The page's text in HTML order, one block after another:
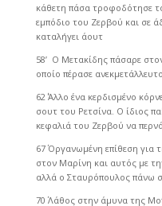
κάθετη πάσα τροφοδότησε
εμπόδιο του Ζερβού και σε
καταλήγει άουτ
58’ Ο Μετακίδης πάσαρε
οποίο πέρασε ανεκμετάλλευτο
62΄ Άλλο ένα κερδισμένο
σουτ του Ρετσίνα. Ο ίδιος
κεφαλιά του Ζερβού να
67΄ Οργανωμένη επίθεση για
στον Μαρίνη και αυτός με
αλλά ο Σταυρόπουλος πάνω
70΄ Λάθος στην άμυνα της